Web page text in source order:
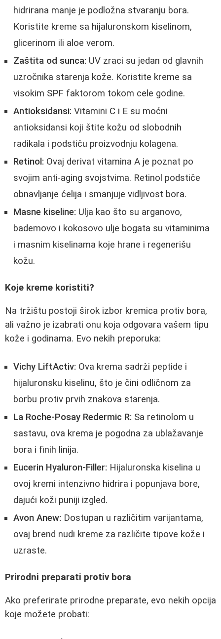
hidrirana manje je podložna stvaranju bora.
Koristite kreme sa hijaluronskom kiselinom,
glicerinom ili aloe verom.
Zaštita od sunca: UV zraci su jedan od glavnih
uzročnika starenja kože. Koristite kreme sa
visokim SPF faktorom tokom cele godine.
Antioksidansi: Vitamini C i E su moćni
antioksidansi koji štite kožu od slobodnih
radikala i podstiču proizvodnju kolagena.
Retinol: Ovaj derivat vitamina A je poznat po
svojim anti-aging svojstvima. Retinol podstiče
obnavljanje ćelija i smanjuje vidljivost bora.
Masne kiseline: Ulja kao što su arganovo,
bademovo i kokosovo ulje bogata su vitaminima
i masnim kiselinama koje hrane i regenerišu
kožu.
Koje kreme koristiti?
Na tržištu postoji širok izbor kremica protiv bora,
ali važno je izabrati onu koja odgovara vašem tipu
kože i godinama. Evo nekih preporuka:
Vichy LiftActiv: Ova krema sadrži peptide i
hijaluronsku kiselinu, što je čini odličnom za
borbu protiv prvih znakova starenja.
La Roche-Posay Redermic R: Sa retinolom u
sastavu, ova krema je pogodna za ublažavanje
bora i finih linija.
Eucerin Hyaluron-Filler: Hijaluronska kiselina u
ovoj kremi intenzivno hidrira i popunjava bore,
dajući koži puniji izgled.
Avon Anew: Dostupan u različitim varijantama,
ovaj brend nudi kreme za različite tipove kože i
uzraste.
Prirodni preparati protiv bora
Ako preferirate prirodne preparate, evo nekih opcija
koje možete probati: